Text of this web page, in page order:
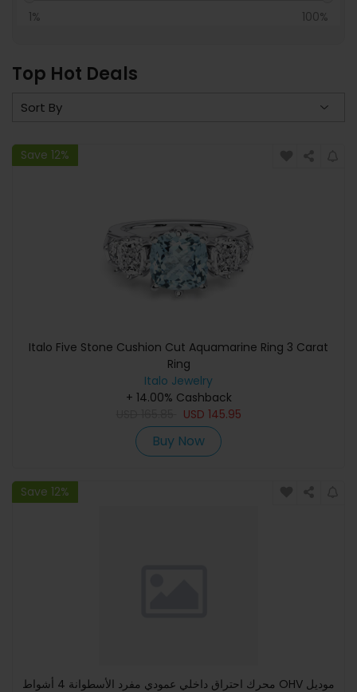
1% 100%
Top Hot Deals
Save 12%
Italo Five Stone Cushion Cut Aquamarine Ring 3 Carat
Ring
Italo Jewelry
+ 14.00% Cashback
USD 145.95
Buy Now
Save 12%
محرك احتراق داخلي عمودي مفرد الأسطوانة 4 أشواط OHV موديل